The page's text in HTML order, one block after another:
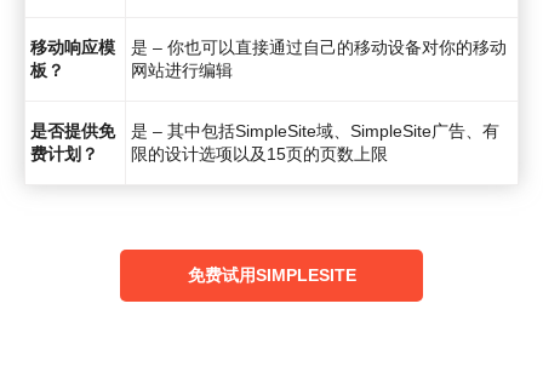
移动响应模
板？
是 – 你也可以直接通过自己的移动设备对你的移动
网站进行编辑
是否提供免
费计划？
是 – 其中包括SimpleSite域、SimpleSite广告、有
限的设计选项以及15页的页数上限
免费试用SIMPLESITE